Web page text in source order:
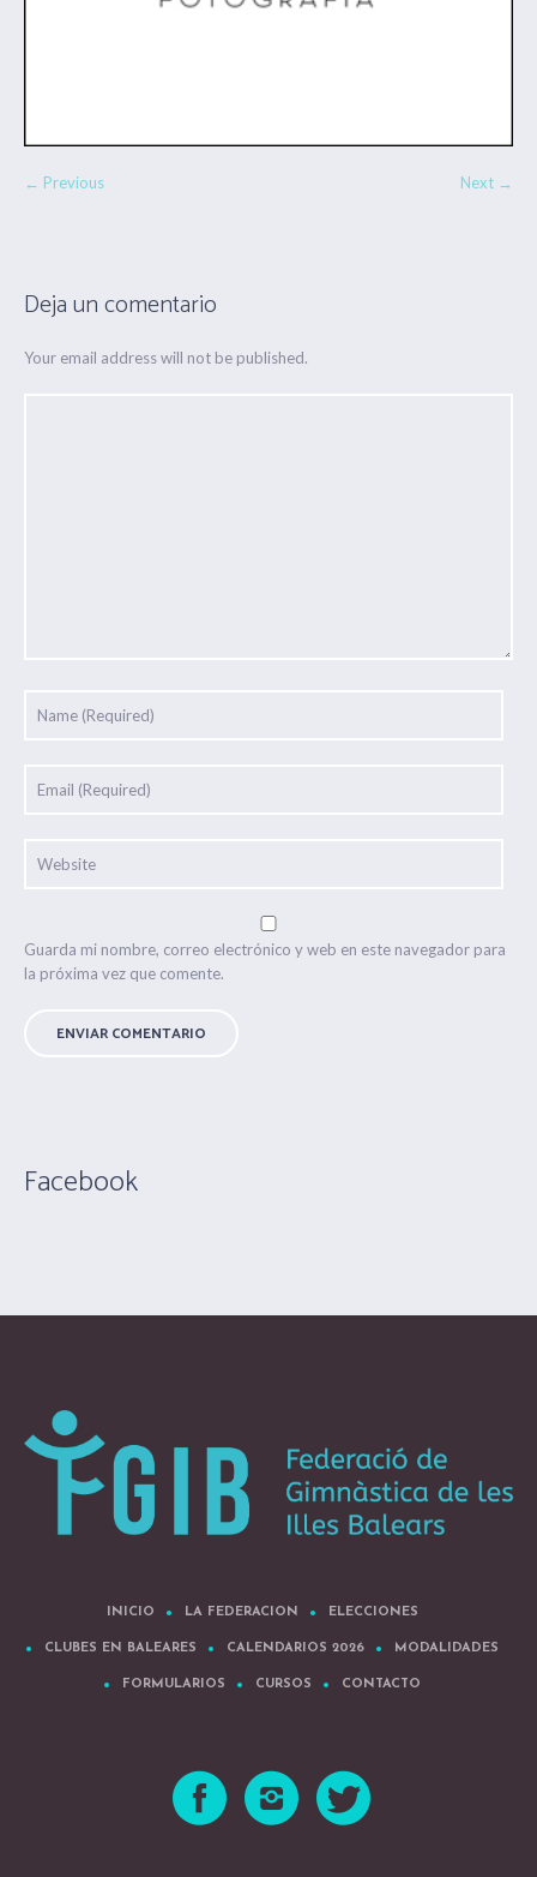
← Previous Next →
Deja un comentario
Your email address will not be published.
Guarda mi nombre, correo electrónico y web en este navegador para
la próxima vez que comente.
Facebook
INICIO LA FEDERACION ELECCIONES
CLUBES EN BALEARES CALENDARIOS 2026 MODALIDADES
FORMULARIOS CURSOS CONTACTO